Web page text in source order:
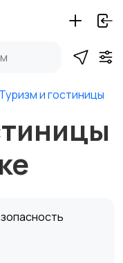
Туризм и гостиницы